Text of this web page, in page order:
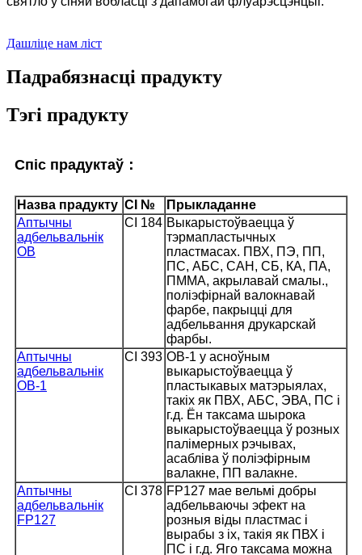
Дашліце нам ліст
Падрабязнасці прадукту
Тэгі прадукту
Спіс прадуктаў：
Назва прадукту CI №
Прыкладанне
Аптычны
адбельвальнік
OB
CI 184 Выкарыстоўваецца ў
тэрмапластычных
пластмасах. ПВХ, ПЭ, ПП,
ПС, АБС, САН, СБ, КА, ПА,
ПММА, акрылавай смалы.,
поліэфірнай валокнавай
фарбе, пакрыцці для
адбельвання друкарскай
фарбы.
Аптычны
адбельвальнік
OB-1
CI 393 OB-1 у асноўным
выкарыстоўваецца ў
пластыкавых матэрыялах,
такіх як ПВХ, АБС, ЭВА, ПС і
г.д. Ён таксама шырока
выкарыстоўваецца ў розных
палімерных рэчывах,
асабліва ў поліэфірным
валакне, ПП валакне.
Аптычны
адбельвальнік
FP127
CI 378 FP127 мае вельмі добры
адбельваючы эфект на
розныя віды пластмас і
вырабы з іх, такія як ПВХ і
ПС і г.д. Яго таксама можна